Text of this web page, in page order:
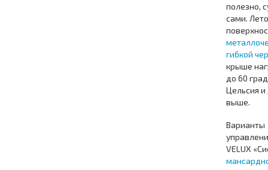
полезно,
сами.
гибкой
крыше
до 60
Цельсия
выше.
Варианты
VELUX